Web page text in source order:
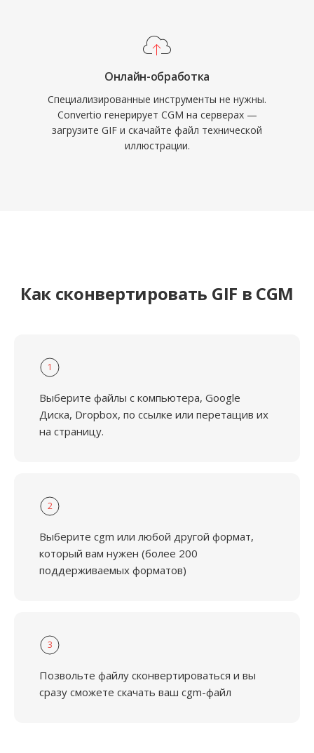
Онлайн-обработка
Специализированные инструменты не нужны.
Convertio генерирует CGM на серверах —
загрузите GIF и скачайте файл технической
иллюстрации.
Как сконвертировать GIF в CGM
1
Выберите файлы с компьютера, Google
Диска, Dropbox, по ссылке или перетащив их
на страницу.
2
Выберите cgm или любой другой формат,
который вам нужен (более 200
поддерживаемых форматов)
3
Позвольте файлу сконвертироваться и вы
сразу сможете скачать ваш cgm-файл